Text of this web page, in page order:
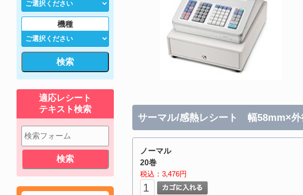
サーマル/感熱レシート 幅58mm×
ノーマル
20巻
税込：3,476円
機種
検索
適応レシート
テキスト検索